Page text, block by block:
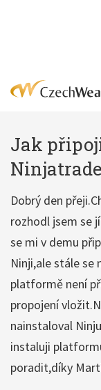
Jak
Dobrý den
rozhodl jsem se
se mi v demu
Ninji,ale stále se
platformě není
propojení
nainstaloval
instaluji
poradit,díky